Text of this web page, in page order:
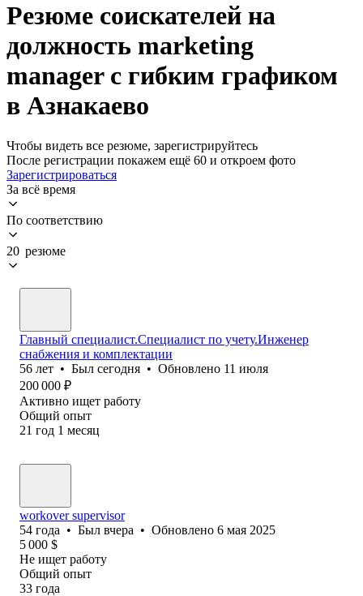
Резюме соискателей на
должность marketing
manager с гибким графиком
в Азнакаево
Чтобы видеть все резюме, зарегистрируйтесь
После регистрации покажем ещё 60 и откроем фото
Зарегистрироваться
За всё время
По соответствию
20 резюме
Главный специалист.Специалист по учету.Инженер
снабжения и комплектации
56 лет • Был сегодня • Обновлено 11 июля
200 000 ₽
Активно ищет работу
Общий опыт
21 год 1 месяц
workover supervisor
54 года • Был вчера • Обновлено 6 мая 2025
5 000 $
Не ищет работу
Общий опыт
33 года